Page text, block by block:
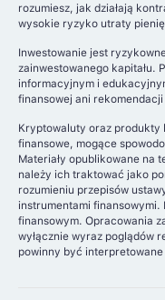
rozumiesz, jak działają
wysokie ryzyko utraty
Inwestowanie jest
zainwestowanego kapitału.
informacyjnym i
finansowej ani
Kryptowaluty oraz produkty
finansowe, mogące
Materiały opublikowane na
należy ich traktować jako
rozumieniu przepisów
instrumentami finansowymi.
finansowym. Opracowania
wyłącznie wyraz poglądów
powinny być interpretowane